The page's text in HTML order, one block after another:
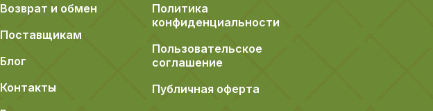
Возврат и обмен
Поставщикам
Блог
Контакты
Политика
конфиденциальности
Пользовательское
соглашение
Публичная оферта